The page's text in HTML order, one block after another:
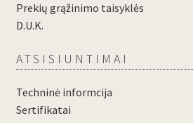
Prekių grąžinimo taisyklės
D.U.K.
ATSISIUNTIMAI
Techninė informcija
Sertifikatai